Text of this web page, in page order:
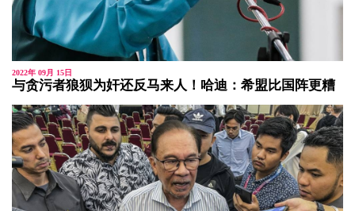
2022年 09月 15日
与贪污者狼狈为奸还反马来人！哈迪：希盟比国阵更糟